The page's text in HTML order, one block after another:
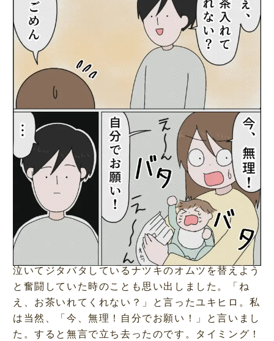
泣いてジタバタしているナツキのオムツを替えよう
と奮闘していた時のことも思い出しました。「ね
え、お茶いれてくれない？」と言ったユキヒロ。私
は当然、「今、無理！自分でお願い！」と言いまし
た。すると無言で立ち去ったのです。タイミング！